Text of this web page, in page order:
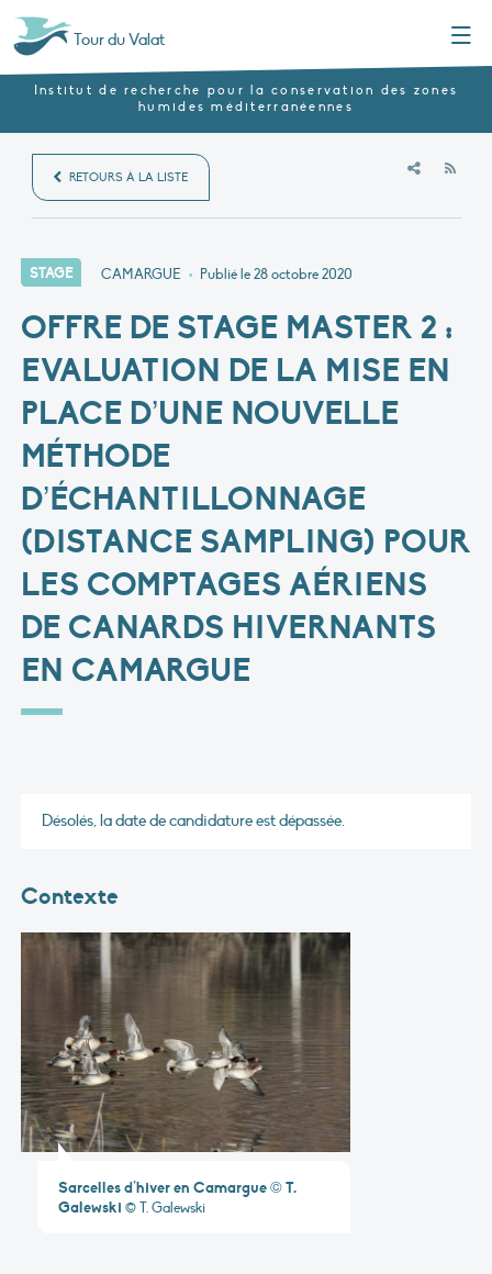
Tour du Valat
Institut de recherche pour la conservation des zones
humides méditerranéennes
RETOURS À LA LISTE
STAGE CAMARGUE • Publié le28 octobre 2020
OFFRE DE STAGE MASTER 2 :
EVALUATION DE LA MISE EN
PLACE D’UNE NOUVELLE
MÉTHODE
D’ÉCHANTILLONNAGE
(DISTANCE SAMPLING) POUR
LES COMPTAGES AÉRIENS
DE CANARDS HIVERNANTS
EN CAMARGUE
Désolés, la date de candidature est dépassée.
Contexte
Sarcelles d’hiver en Camargue © T.
Galewski © T. Galewski